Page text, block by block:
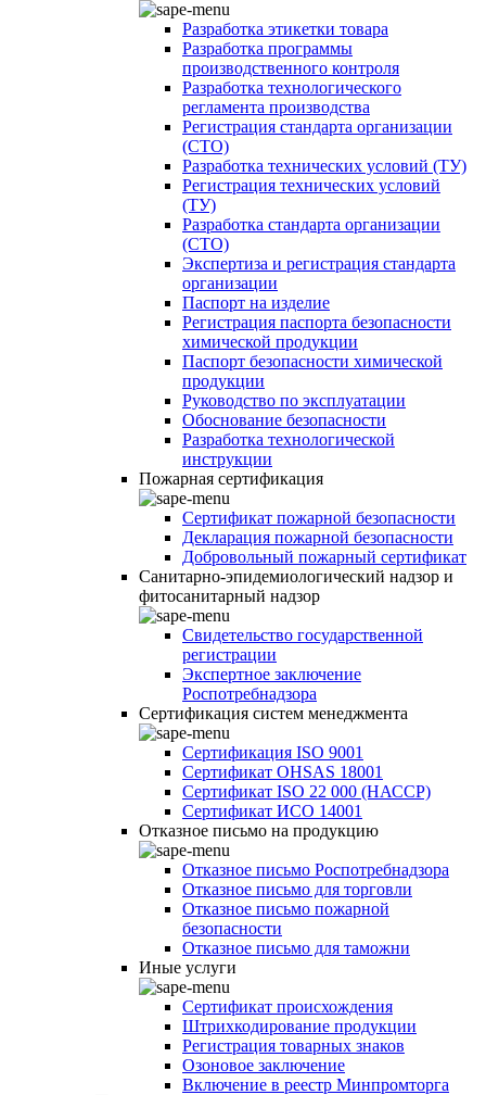
Разработка этикетки товара
Разработка программы
производственного контроля
Разработка технологического
регламента производства
Регистрация стандарта организации
(СТО)
Разработка технических условий (ТУ)
Регистрация технических условий
(ТУ)
Разработка стандарта организации
(СТО)
Экспертиза и регистрация стандарта
организации
Паспорт на изделие
Регистрация паспорта безопасности
химической продукции
Паспорт безопасности химической
продукции
Руководство по эксплуатации
Обоснование безопасности
Разработка технологической
инструкции
Пожарная сертификация
Сертификат пожарной безопасности
Декларация пожарной безопасности
Добровольный пожарный сертификат
Санитарно-эпидемиологический надзор и
фитосанитарный надзор
Свидетельство государственной
регистрации
Экспертное заключение
Роспотребнадзора
Сертификация систем менеджмента
Сертификация ISO 9001
Сертификат OHSAS 18001
Сертификат ISO 22 000 (НАССР)
Сертификат ИСО 14001
Отказное письмо на продукцию
Отказное письмо Роспотребнадзора
Отказное письмо для торговли
Отказное письмо пожарной
безопасности
Отказное письмо для таможни
Иные услуги
Сертификат происхождения
Штрихкодирование продукции
Регистрация товарных знаков
Озоновое заключение
Включение в реестр Минпромторга